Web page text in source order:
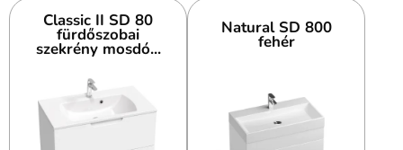
Classic II SD 80
fürdőszobai
szekrény mosdó...
Natural SD 800
fehér